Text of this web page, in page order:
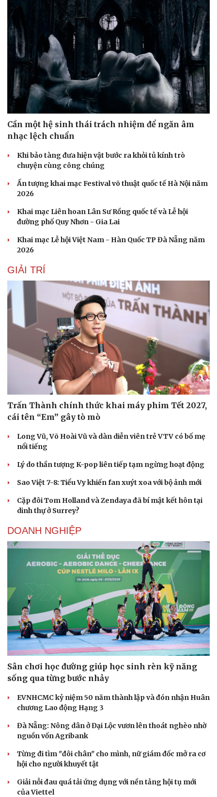
Du lịch
Tư vấn
Săn Tour
Podcast
Câu chuyện thời sự
Kể chuyện cho bé
Cải chính
Cần một hệ sinh thái trách nhiệm để ngăn âm
nhạc lệch chuẩn
Khi bảo tàng đưa hiện vật bước ra khỏi tủ kính trò
chuyện cùng công chúng
Ấn tượng khai mạc Festival võ thuật quốc tế Hà Nội năm
2026
Khai mạc Liên hoan Lân Sư Rồng quốc tế và Lễ hội
đường phố Quy Nhơn - Gia Lai
Khai mạc Lễ hội Việt Nam - Hàn Quốc TP Đà Nẵng năm
2026
GIẢI TRÍ
Trấn Thành chính thức khai máy phim Tết 2027,
cái tên “Em” gây tò mò
Long Vũ, Võ Hoài Vũ và dàn diễn viên trẻ VTV có bố mẹ
nổi tiếng
Lý do thần tượng K-pop liên tiếp tạm ngừng hoạt động
Sao Việt 7-8: Tiểu Vy khiến fan xuýt xoa với bộ ảnh mới
Cặp đôi Tom Holland và Zendaya đã bí mật kết hôn tại
dinh thự ở Surrey?
DOANH NGHIỆP
Sân chơi học đường giúp học sinh rèn kỹ năng
sống qua từng bước nhảy
EVNHCMC kỷ niệm 50 năm thành lập và đón nhận Huân
chương Lao động Hạng 3
Đà Nẵng: Nông dân ở Đại Lộc vươn lên thoát nghèo nhờ
nguồn vốn Agribank
Từng đi tìm "đôi chân" cho mình, nữ giám đốc mở ra cơ
hội cho người khuyết tật
Giải nỗi đau quá tải ứng dụng với nền tảng hội tụ mới
của Viettel